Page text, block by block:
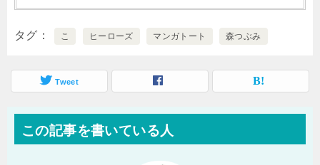
タグ こ ヒーローズ マンガトート 森つぶみ
Tweet
この記事を書いている人